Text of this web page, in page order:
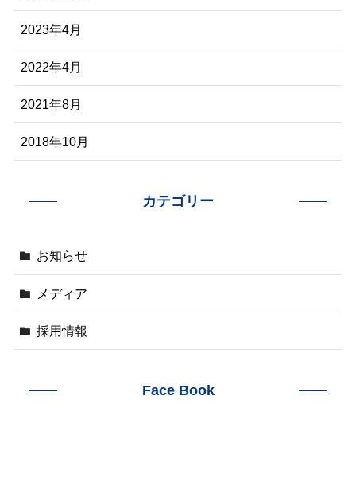
2023年4月
2022年4月
2021年8月
2018年10月
カテゴリー
お知らせ
メディア
採用情報
Face Book